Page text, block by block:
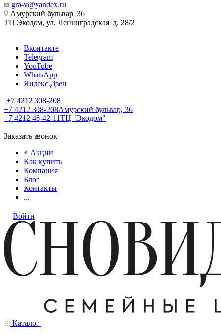
gra-v@yandex.ru
Амурский бульвар, 36
ТЦ Экодом, ул. Ленинградская, д. 28/2
Вконтакте
Telegram
YouTube
WhatsApp
Яндекс.Дзен
+7 4212 308-208
+7 4212 308-208Амурский бульвар, 36
+7 4212 46-42-11ТЦ "Экодом"
Заказать звонок
Акции
Как купить
Компания
Блог
Контакты
...
Войти
Каталог